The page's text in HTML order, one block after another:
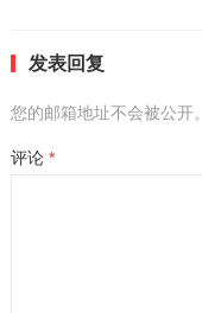
发表回复
您的邮箱地址不会被公开。
评论 *